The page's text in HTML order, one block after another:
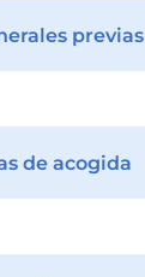
previas
de acogida